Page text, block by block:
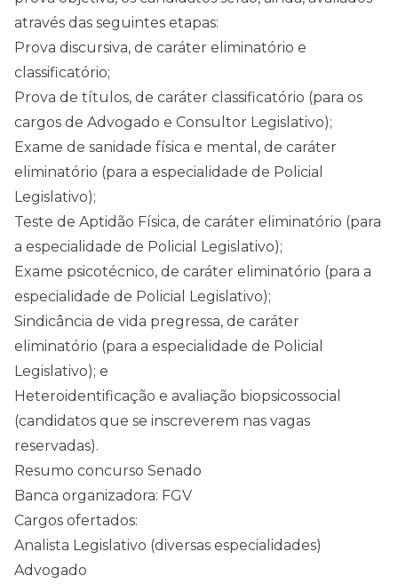
através das seguintes etapas:
Prova discursiva, de caráter eliminatório e
classificatório;
Prova de títulos, de caráter classificatório (para os
cargos de Advogado e Consultor Legislativo);
Exame de sanidade física e mental, de caráter
eliminatório (para a especialidade de Policial
Legislativo);
Teste de Aptidão Física, de caráter eliminatório (para
a especialidade de Policial Legislativo);
Exame psicotécnico, de caráter eliminatório (para a
especialidade de Policial Legislativo);
Sindicância de vida pregressa, de caráter
eliminatório (para a especialidade de Policial
Legislativo); e
Heteroidentificação e avaliação biopsicossocial
(candidatos que se inscreverem nas vagas
reservadas).
Resumo concurso Senado
Banca organizadora: FGV
Cargos ofertados:
Analista Legislativo (diversas especialidades)
Advogado